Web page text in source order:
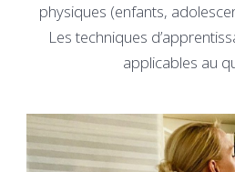
physiques (enfants,
Les techniques
applicables au